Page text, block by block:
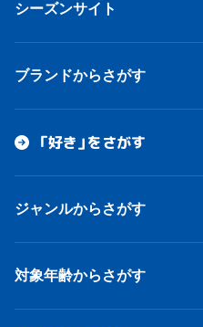
シーズンサイト
ブランドからさがす
「好き」をさがす
ジャンルからさがす
対象年齢からさがす